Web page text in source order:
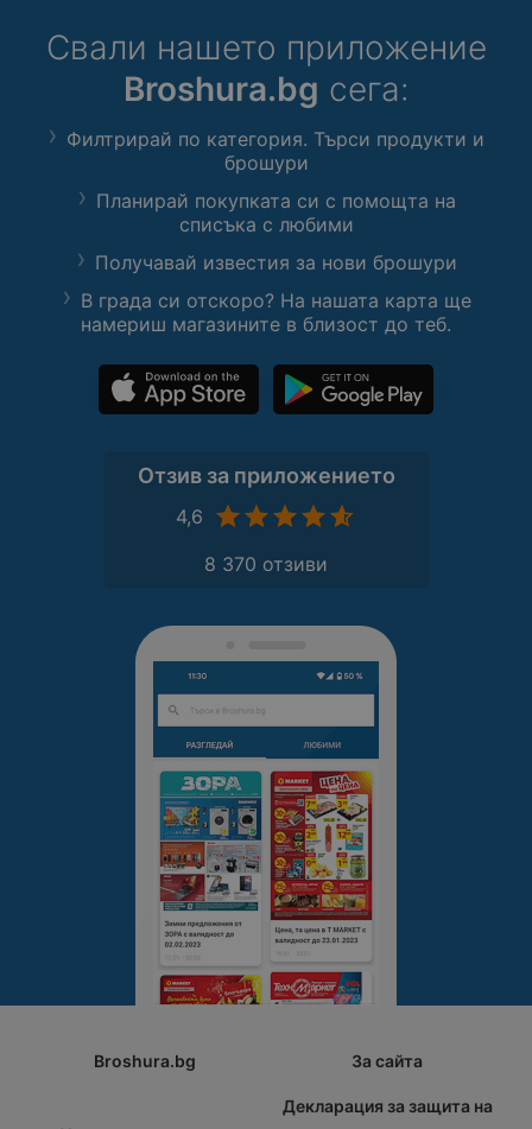
Свали нашето приложение
Broshura.bg сега:
Филтрирай по категория. Търси продукти и
брошури
Планирай покупката си с помощта на
списъка с любими
Получавай известия за нови брошури
В града си отскоро? На нашата карта ще
намериш магазините в близост до теб.
Отзив за приложението
4,6
8 370 отзиви
Broshura.bg За сайта
Декларация за защита на